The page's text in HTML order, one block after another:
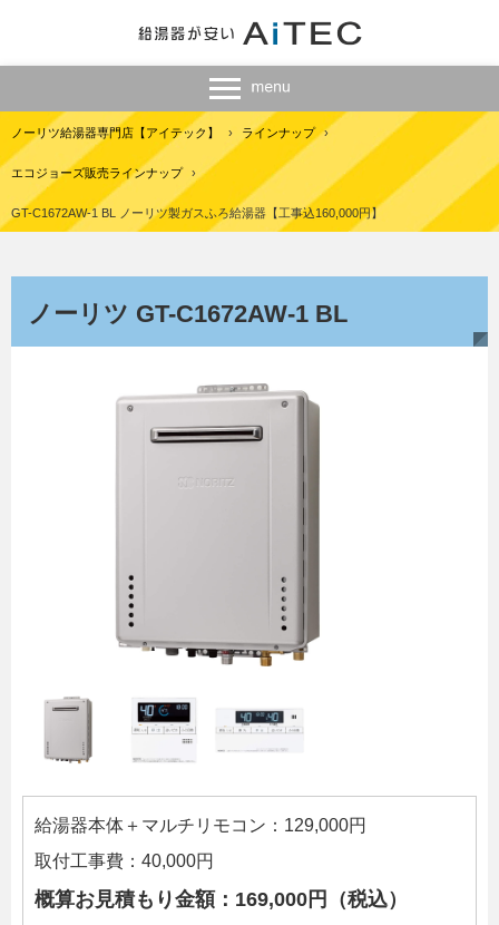
ノーリツ給湯器専門店【アイテック】 › ラインナップ ›
エコジョーズ販売ラインナップ ›
GT-C1672AW-1 BL ノーリツ製ガスふろ給湯器【工事込160,000円】
ノーリツ GT-C1672AW-1 BL
給湯器本体＋マルチリモコン：129,000円
取付工事費：40,000円
概算お見積もり金額：169,000円（税込）